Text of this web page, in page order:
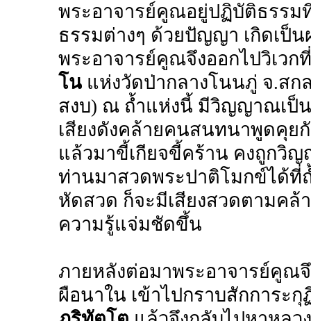
พระอาจารย์คูณอยู่ปฏิบัติธรรม
ธรรมต่างๆ ด้วยปัญญา เกิดเป็
พระอาจารย์คูณจึงออกไปวิเวกที่
โนแห่งวัดป่ากลางโนนภู่ จ.สก
สงบ) ณ ถ้ำแห่งนี้ มีวิญญาณเป็
เสียงดังคล้ายคนสนทนาพูดคุย
แล้วมาขี้เกียจขี้คร้าน คงถูกวิ
ท่านมาสวดพระปาติโมกข์ได้ที่
หัดสวด ก็จะมีเสียงสวดตามคล้
ความรู้แจ่มชัดขึ้น
ภายหลังต่อมาพระอาจารย์คูณ
ผือนาใน เข้าไปกราบสักการะ